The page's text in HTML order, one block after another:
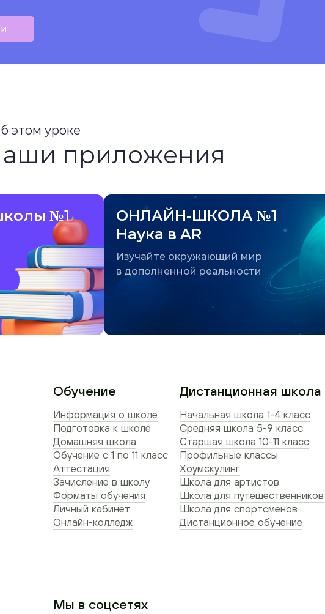
этом уроке
приложения
№1
ОНЛАЙН-ШКОЛА №1
Наука в AR
Изучайте окружающий мир
в дополненной реальности
Обучение
Информация о школе
Подготовка к школе
Домашняя школа
Обучение с 1 по 11 класс
Аттестация
Зачисление в школу
Форматы обучения
Личный кабинет
Онлайн-колледж
Дистанционная школа
Начальная школа 1-4 класс
Средняя школа 5-9 класс
Старшая школа 10-11 класс
Профильные классы
Хоумскулинг
Школа для артистов
Школа для путешественников
Школа для спортсменов
Дистанционное обучение
Мы в соцсетях